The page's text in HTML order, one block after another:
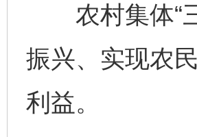
农村集体“三
振兴、实现农
利益。